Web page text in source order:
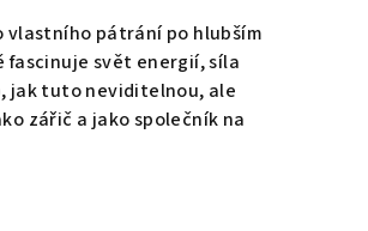
vlastního pátrání po hlubším
fascinuje svět energií, síla
jak tuto neviditelnou, ale
zářič a jako společník na